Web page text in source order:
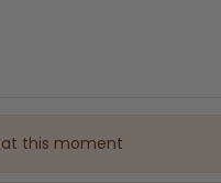
this moment